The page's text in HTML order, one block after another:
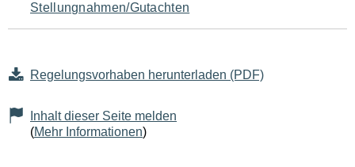
Stellungnahmen/Gutachten
Regelungsvorhaben herunterladen (PDF)
Inhalt dieser Seite melden
(Mehr Informationen)